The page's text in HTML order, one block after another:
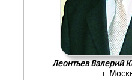
Леонтьев Валерий
г.